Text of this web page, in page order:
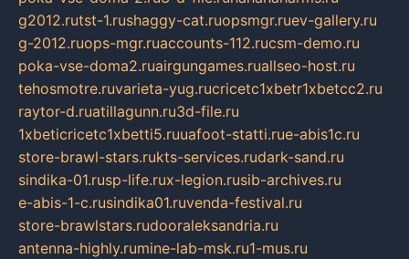
g2012.rutst-1.rushaggy-cat.ruopsmgr.ruev-gallery.ru
g-2012.ruops-mgr.ruaccounts-112.rucsm-demo.ru
poka-vse-doma2.ruairgungames.ruallseo-host.ru
tehosmotre.ruvarieta-yug.rucricetc1xbetr1xbetcc2.ru
raytor-d.ruatillagunn.ru3d-file.ru
1xbeticricetc1xbetti5.ruuafoot-statti.rue-abis1c.ru
store-brawl-stars.rukts-services.rudark-sand.ru
sindika-01.rusp-life.rux-legion.rusib-archives.ru
e-abis-1-c.rusindika01.ruvenda-festival.ru
store-brawlstars.rudooraleksandria.ru
antenna-highly.rumine-lab-msk.ru1-mus.ru